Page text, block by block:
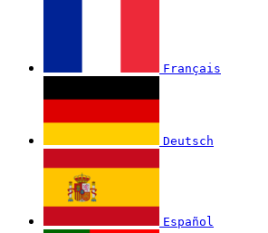
Français
Deutsch
Español